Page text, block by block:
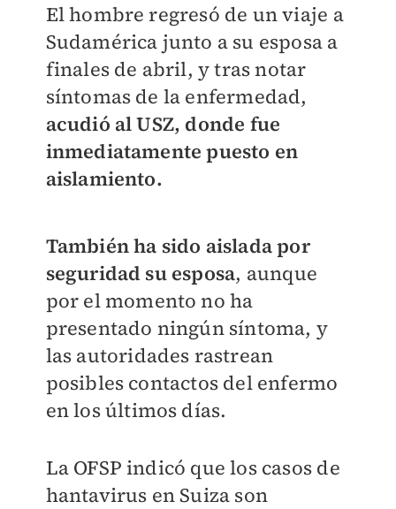
El hombre regresó de un viaje a
Sudamérica junto a su esposa a
finales de abril, y tras notar
síntomas de la enfermedad,
acudió al USZ, donde fue
inmediatamente puesto en
aislamiento.
También ha sido aislada por
seguridad su esposa, aunque
por el momento no ha
presentado ningún síntoma, y
las autoridades rastrean
posibles contactos del enfermo
en los últimos días.
La OFSP indicó que los casos de
hantavirus en Suiza son